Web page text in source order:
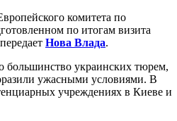
комитета по
по итогам визита
Нова Влада.
большинство украинских тюрем,
ужасными условиями. В
учреждениях в Киеве и